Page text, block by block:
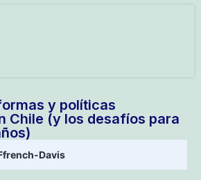
y políticas
Chile (y los desafíos para
Davis